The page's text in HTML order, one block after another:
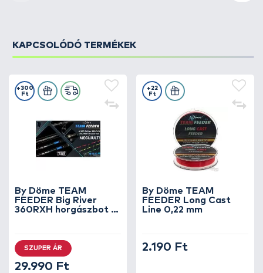
KAPCSOLÓDÓ TERMÉKEK
By Döme TEAM
FEEDER Big River
360RXH horgászbot +
+300
Ft
SZUPER ÁR
29.990 Ft
By Döme TEAM
FEEDER Long Cast
Line 0,22 mm
+22
Ft
2.190 Ft